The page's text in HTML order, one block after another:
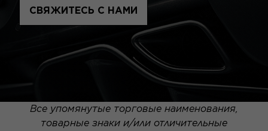
СВЯЖИТЕСЬ С НАМИ
Все упомянутые торговые наименования,
товарные знаки и/или отличительные